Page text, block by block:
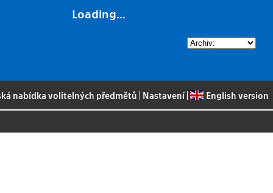
Loading...
nabídka volitelných předmětů Nastavení| English version